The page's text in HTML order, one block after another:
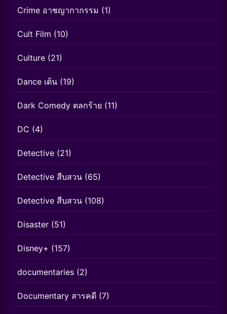
Crime อาชญากากรรม (1)
Cult Film (10)
Culture (21)
Dance เต้น (19)
Dark Comedy ตลกร้าย (11)
DC (4)
Detective (21)
Detective สืบสวน (65)
Detective สืบสวน (108)
Disaster (51)
Disney+ (157)
documentaries (2)
Documentary สารคดี (7)